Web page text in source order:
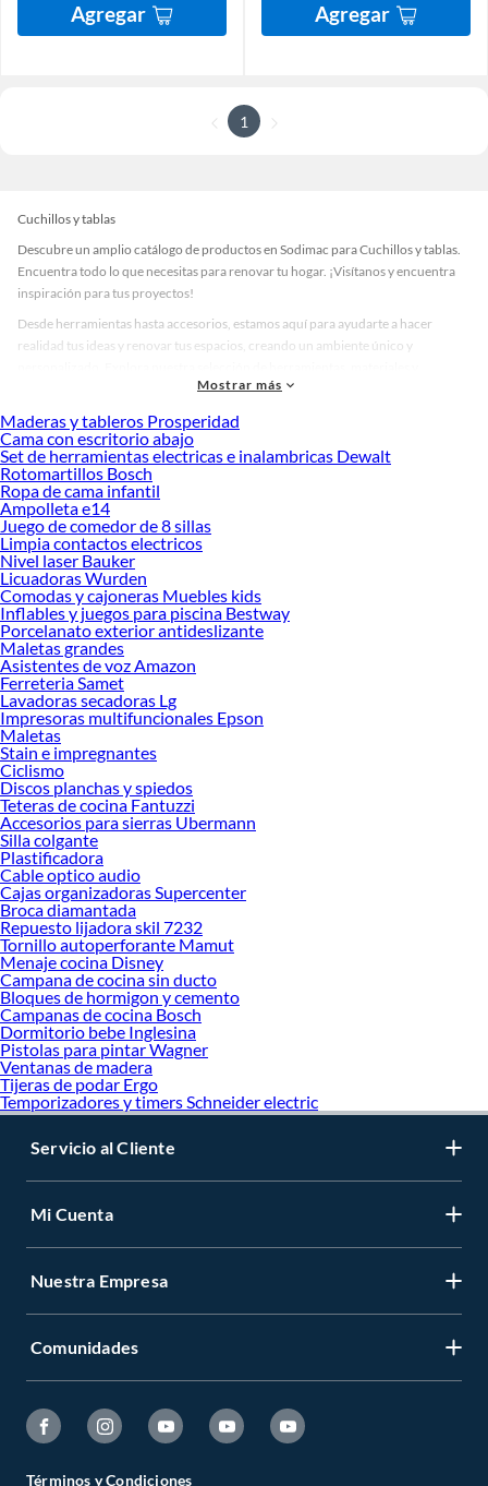
Agregar Agregar
1
Cuchillos y tablas
Descubre un amplio catálogo de productos en Sodimac para Cuchillos y tablas.
Encuentra todo lo que necesitas para renovar tu hogar. ¡Visítanos y encuentra
inspiración para tus proyectos!
Desde herramientas hasta accesorios, estamos aquí para ayudarte a hacer
realidad tus ideas y renovar tus espacios, creando un ambiente único y
accesorios de calidad que te ayudarán a crear un espacio más tú.
Desde remodelaciones hasta proyectos de decoración, estamos aquí para hacer
tus ideas realidad. ¡Visítanos y encuentra todo lo que tenemos para ofrecerte en
Cuchillos y tablas!
Explora la variedad de productos de Cuchillos y tablas en Sodimac
Herramientas, materiales y accesorios de calidad para tus proyectos y
renovación de espacios. ¡Visítanos y descubre todo lo que tenemos para
ofrecerte!
Encuentra una amplia variedad de productos de Cuchillos y tablas en Sodimac.
Encuentra todo lo necesario para tus proyectos de renovación y decoración.
¡Visítanos y haz tus ideas realidad!
Mostrar más
Maderas y tableros Prosperidad
Cama con escritorio abajo
Set de herramientas electricas e inalambricas Dewalt
Rotomartillos Bosch
Ropa de cama infantil
Ampolleta e14
Juego de comedor de 8 sillas
Limpia contactos electricos
Nivel laser Bauker
Licuadoras Wurden
Comodas y cajoneras Muebles kids
Inflables y juegos para piscina Bestway
Porcelanato exterior antideslizante
Maletas grandes
Asistentes de voz Amazon
Ferreteria Samet
Lavadoras secadoras Lg
Impresoras multifuncionales Epson
Maletas
Stain e impregnantes
Ciclismo
Discos planchas y spiedos
Teteras de cocina Fantuzzi
Accesorios para sierras Ubermann
Silla colgante
Plastificadora
Cable optico audio
Cajas organizadoras Supercenter
Broca diamantada
Repuesto lijadora skil 7232
Tornillo autoperforante Mamut
Menaje cocina Disney
Campana de cocina sin ducto
Bloques de hormigon y cemento
Campanas de cocina Bosch
Dormitorio bebe Inglesina
Pistolas para pintar Wagner
Ventanas de madera
Tijeras de podar Ergo
Temporizadores y timers Schneider electric
Servicio al Cliente
Mi Cuenta
Nuestra Empresa
Comunidades
Términos y Condiciones